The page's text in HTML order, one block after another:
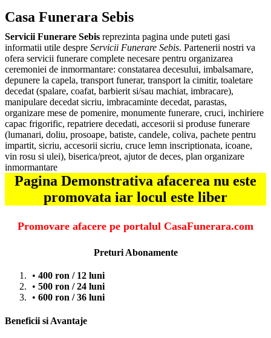
Casa Funerara Sebis
Servicii Funerare Sebis reprezinta pagina unde puteti gasi
informatii utile despre Servicii Funerare Sebis. Partenerii nostri va
ofera servicii funerare complete necesare pentru organizarea
ceremoniei de inmormantare: constatarea decesului, imbalsamare,
depunere la capela, transport funerar, transport la cimitir, toaletare
decedat (spalare, coafat, barbierit si/sau machiat, imbracare),
manipulare decedat sicriu, imbracaminte decedat, parastas,
organizare mese de pomenire, monumente funerare, cruci, inchiriere
capac frigorific, repatriere decedati, accesorii si produse funerare
(lumanari, doliu, prosoape, batiste, candele, coliva, pachete pentru
impartit, sicriu, accesorii sicriu, cruce lemn inscriptionata, icoane,
vin rosu si ulei), biserica/preot, ajutor de deces, plan organizare
inmormantare
Pagina Demonstrativa afacerea nu este
promovata iar locul este liber
Promovare afacere pe portalul CasaFunerara.com
Preturi Abonamente
400 ron / 12 luni
500 ron / 24 luni
600 ron / 36 luni
Beneficii si Avantaje